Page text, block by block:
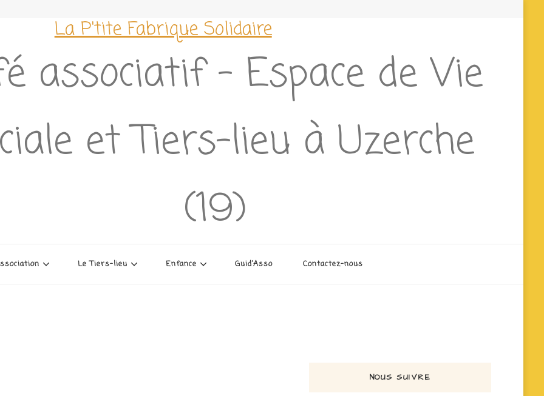
La P'tite Fabrique Solidaire
associatif – Espace de Vie
et Tiers-lieu à Uzerche
(19)
Le Tiers-lieu Enfance Guid’Asso Contactez-nous
NOUS SUIVRE